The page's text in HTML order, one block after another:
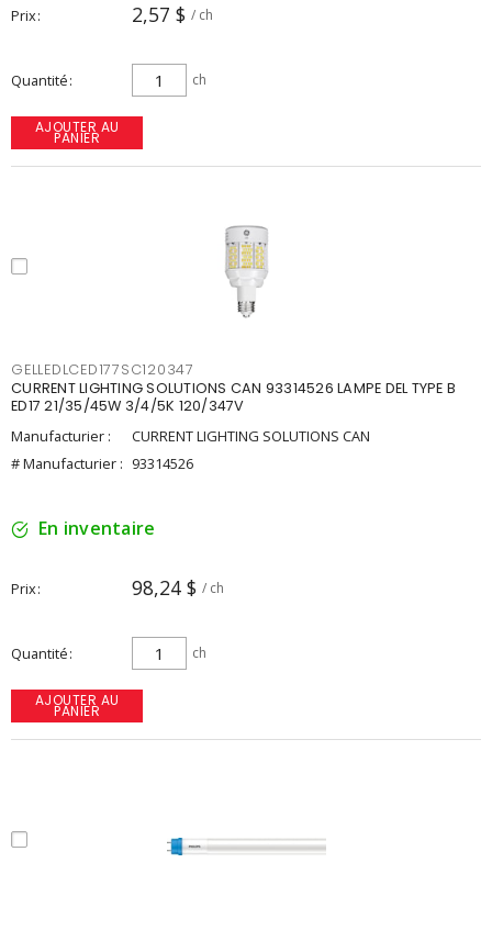
Prix 2,57 $ / ch
Quantité ch
AJOUTER AU
PANIER
GELLEDLCED177SC120347
CURRENT LIGHTING SOLUTIONS CAN 93314526 LAMPE DEL TYPE B
ED17 21/35/45W 3/4/5K 120/347V
Manufacturier :
CURRENT LIGHTING SOLUTIONS CAN
# Manufacturier : 93314526
En inventaire
Prix 98,24 $ / ch
Quantité ch
AJOUTER AU
PANIER